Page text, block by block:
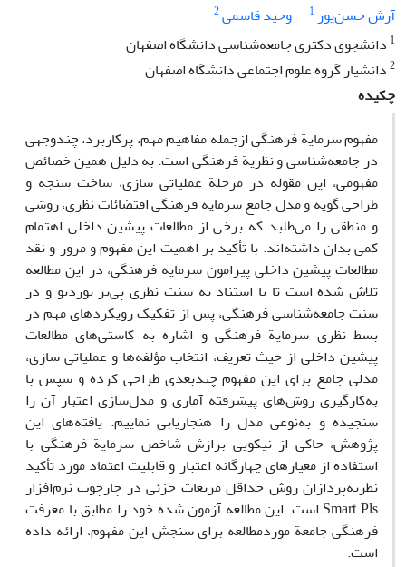
آرش حسن‌پور1 وحید قاسمی2
1 دانشجوی دکتری جامعه‌شناسی دانشگاه اصفهان
2دانشیار گروه علوم اجتماعی دانشگاه اصفهان
چکیده
مفهوم سرمایة فرهنگی ازجمله مفاهیم مهم، پرکاربرد، چندوجهی
در جامعه‌شناسی و نظریة فرهنگی است. به دلیل همین خصائص
مفهومی، این مقوله در مرحلة عملیاتی سازی، ساخت سنجه و
طراحی گویه و مدل جامع سرمایة فرهنگی اقتضائات نظری، روشی
و منطقی را می‌طلبد که برخی از مطالعات پیشین داخلی اهتمام
کمی بدان داشته‌اند. با تأکید بر اهمیت این مفهوم و مرور و نقد
مطالعات پیشین داخلی پیرامون سرمایه فرهنگی، در این مطالعه
تلاش شده است تا با استناد به سنت نظری پی‌یر بوردیو و در
سنت جامعه‌شناسی فرهنگی، پس از تفکیک رویکردهای مهم در
بسط نظری سرمایة فرهنگی و اشاره به کاستی‌های مطالعات
پیشین داخلی از حیث تعریف، انتخاب مؤلفه‌ها و عملیاتی سازی،
مدلی جامع برای این مفهوم چندبعدی طراحی کرده و سپس با
به‌کارگیری روش‌های پیشرفتة آماری و مدل‌سازی اعتبار آن را
سنجیده و به‌نوعی مدل را هنجاریابی نماییم. یافته‌های این
پژوهش، حاکی از نیکویی برازش شاخص سرمایة فرهنگی با
استفاده از معیارهای چهارگانه اعتبار و قابلیت اعتماد مورد تأکید
نظریه‌پردازان روش حداقل مربعات جزئی در چارچوب نرم‌افزار
Smart Pls است. این مطالعه آزمون شده خود را مطابق با معرفت
فرهنگی جامعة موردمطالعه برای سنجش این مفهوم، ارائه داده
است.